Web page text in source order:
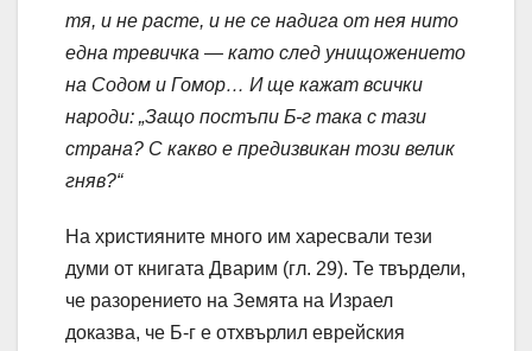
тя, и не расте, и не се надига от нея нито
една тревичка — като след унищожението
на Содом и Гомор… И ще кажат всички
народи: „Защо постъпи Б-г така с тази
страна? С какво е предизвикан този велик
гняв?“
На християните много им харесвали тези
думи от книгата Дварим (гл. 29). Те твърдели,
че разорението на Земята на Израел
доказва, че Б-г е отхвърлил еврейския